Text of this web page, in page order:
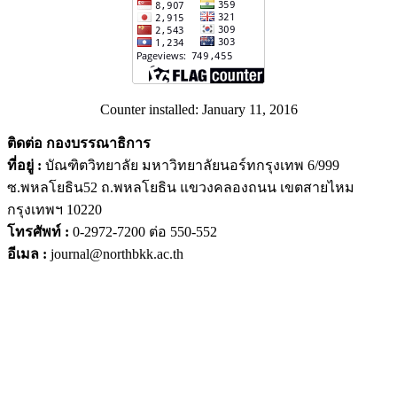
Counter installed: January 11, 2016
ติดต่อ กองบรรณาธิการ
ที่อยู่ : บัณฑิตวิทยาลัย มหาวิทยาลัยนอร์ทกรุงเทพ 6/999
ซ.พหลโยธิน52 ถ.พหลโยธิน แขวงคลองถนน เขตสายไหม
กรุงเทพฯ 10220
โทรศัพท์ : 0-2972-7200 ต่อ 550-552
อีเมล : journal@northbkk.ac.th